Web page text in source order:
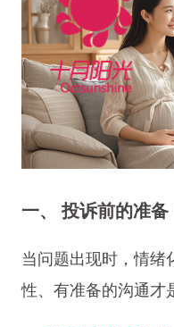
一、 投诉前的准
当问题出现时，情绪
性、有准备的沟通才